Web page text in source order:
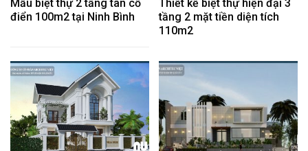
Mẫu biệt thự 2 tầng tân cổ
điển 100m2 tại Ninh Bình
Thiết kế biệt thự hiện đại 3
tầng 2 mặt tiền diện tích
110m2